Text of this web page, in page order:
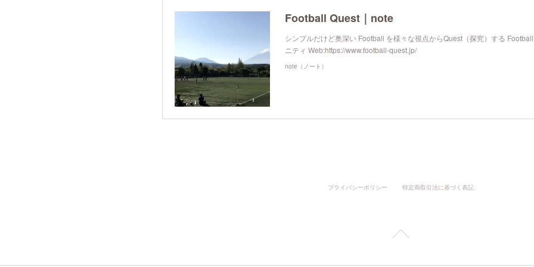
Football Quest｜note
シンプルだけど奥深い Football を様々な視点からQuest（探究）する
ニティ Web:https://www.football-quest.jp/
note（ノート）
プライバシーポリシー 特定商取引法に基づく表記